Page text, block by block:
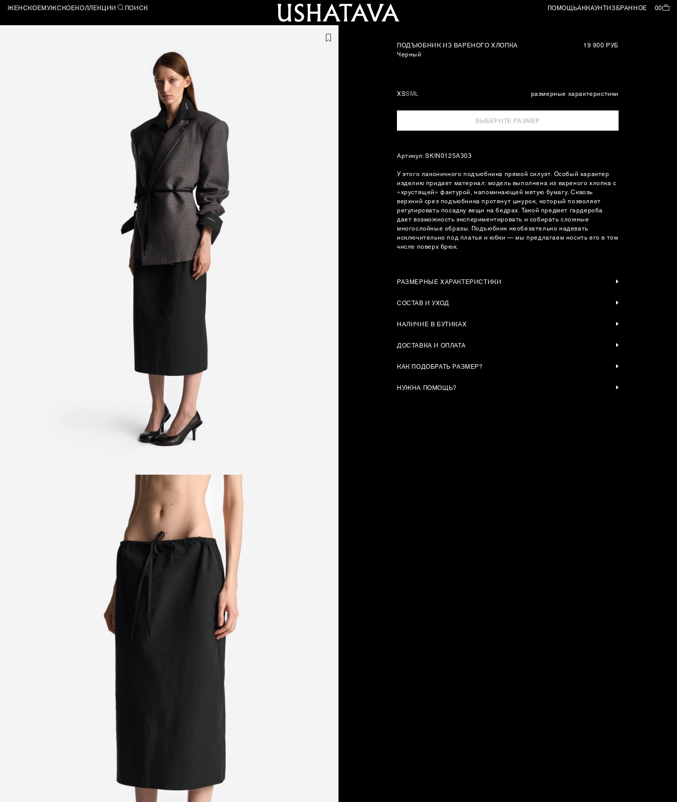
ЖЕНСКОЕМУЖСКОЕКОЛЛЕКЦИИ ПОИСК ПОМОЩЬАККАУНТИЗБРАННОЕ 00
ПОДЪЮБНИК ИЗ ВАРЕНОГО ХЛОПКА
Черный
19 900 РУБ
XSSML размерные характеристики
ВЫБЕРИТЕ РАЗМЕР
Артикул: SKIN0125A303
У этого лаконичного подъюбника прямой силуэт. Особый характер
изделию придает материал: модель выполнена из вареного хлопка с
«хрустящей» фактурой, напоминающей мятую бумагу. Сквозь
верхний срез подъюбника протянут шнурок, который позволяет
регулировать посадку вещи на бедрах. Такой предмет гардероба
дает возможность экспериментировать и собирать сложные
многослойные образы. Подъюбник необязательно надевать
исключительно под платья и юбки — мы предлагаем носить его в том
числе поверх брюк.
РАЗМЕРНЫЕ ХАРАКТЕРИСТИКИ
СОСТАВ И УХОД
НАЛИЧИЕ В БУТИКАХ
ДОСТАВКА И ОПЛАТА
КАК ПОДОБРАТЬ РАЗМЕР?
НУЖНА ПОМОЩЬ?